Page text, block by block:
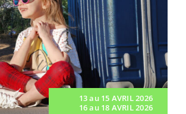
13 au 15 AVRIL 2026
16 au 18 AVRIL 2026